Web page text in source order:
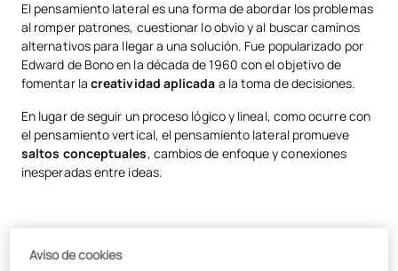
Ejemplos del pensamiento lateral
Problemas de pensamiento lateral y cómo resolverlos
Cómo desarrollar el pensamiento lateral
El pensamiento lateral como herramienta para resolver problemas de
El pensamiento lateral es una forma de abordar los problemas
al romper patrones, cuestionar lo obvio y al buscar caminos
alternativos para llegar a una solución. Fue popularizado por
Edward de Bono en la década de 1960 con el objetivo de
fomentar la creatividad aplicada a la toma de decisiones.
En lugar de seguir un proceso lógico y lineal, como ocurre con
el pensamiento vertical, el pensamiento lateral promueve
saltos conceptuales, cambios de enfoque y conexiones
inesperadas entre ideas.
Aviso de cookies